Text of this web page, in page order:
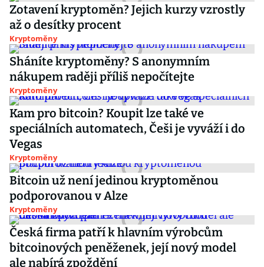
Zotavení kryptoměn? Jejich kurzy vzrostly
až o desítky procent
Kryptoměny
Sháníte kryptoměny? S anonymním
nákupem raději příliš nepočítejte
Kryptoměny
Kam pro bitcoin? Koupit lze také ve
speciálních automatech, Češi je vyváží i do
Vegas
Kryptoměny
Bitcoin už není jedinou kryptoměnou
podporovanou v Alze
Kryptoměny
Česká firma patří k hlavním výrobcům
bitcoinových peněženek, její nový model
ale nabírá zpoždění